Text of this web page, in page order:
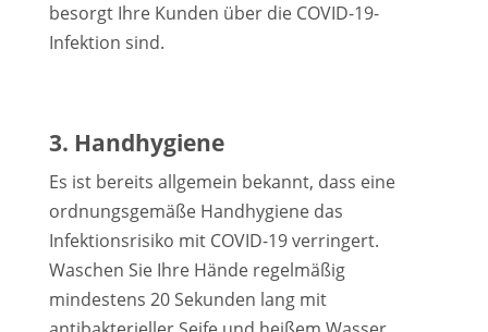
besorgt Ihre Kunden über die COVID-19-
Infektion sind.
3. Handhygiene
Es ist bereits allgemein bekannt, dass eine
ordnungsgemäße Handhygiene das
Infektionsrisiko mit COVID-19 verringert.
Waschen Sie Ihre Hände regelmäßig
mindestens 20 Sekunden lang mit